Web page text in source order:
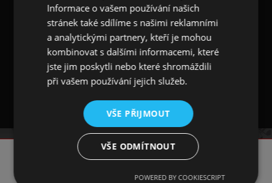
Složení balzámu: helianthus annuus seed oil, cera
alba, butyrospermum parkii butter, parfum, CI
77891, tocopheryl acetate, limonene, citral,
linalool, geraniol, citronellol
KONTAKT
Informace o vašem používání našich
stránek také sdílíme s našimi reklamními
a analytickými partnery, kteří je mohou
kombinovat s dalšími informacemi, které
jste jim poskytli nebo které shromáždili
při vašem používání jejich služeb.
VŠE PŘIJMOUT
VŠE ODMÍTNOUT
POWERED BY COOKIESCRIPT